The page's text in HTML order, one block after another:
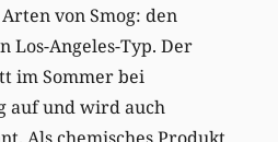
von Smog: den
Los-Angeles-Typ. Der
im Sommer bei
auf und wird auch